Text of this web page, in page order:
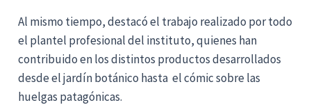
Al mismo tiempo, destacó el trabajo realizado por todo
el plantel profesional del instituto, quienes han
contribuido en los distintos productos desarrollados
desde el jardín botánico hasta el cómic sobre las
huelgas patagónicas.